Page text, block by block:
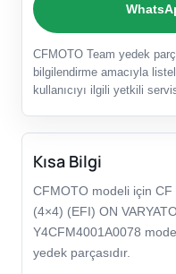
CFMOTO Team yedek
bilgilendirme amacıyla
kullanıcıyı ilgili yetkili
Kısa Bilgi
CFMOTO modeli için
(4×4) (EFI) ON
Y4CFM4001A0078
yedek parçasıdır.